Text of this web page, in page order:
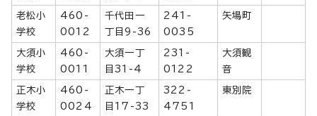
老松小
学校
460-
0012
千代田一
丁目9-36
241-
0035
矢場町
大須小
学校
460-
0011
大須一丁
目31-4
231-
0122
大須観
音
正木小
学校
460-
0024
正木一丁
目17-33
322-
4751
東別院